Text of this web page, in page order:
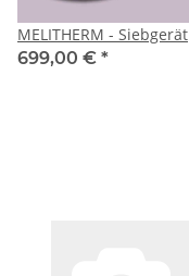
MELITHERM - Siebgerät
699,00 € *